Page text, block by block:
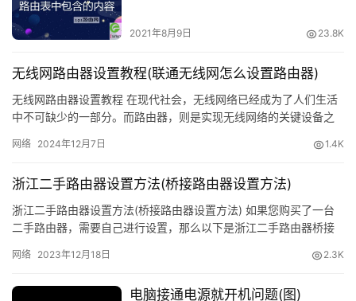
2021年8月9日 23.8K
无线网路由器设置教程(联通无线网怎么设置路由器)
无线网路由器设置教程 在现代社会，无线网络已经成为了人们生活
中不可缺少的一部分。而路由器，则是实现无线网络的关键设备之
工…
网络 2024年12月7日 1.4K
浙江二手路由器设置方法(桥接路由器设置方法)
浙江二手路由器设置方法(桥接路由器设置方法) 如果您购买了一台
二手路由器，需要自己进行设置，那么以下是浙江二手路由器桥接
网络 2023年12月18日 2.3K
电脑接通电源就开机问题(图)